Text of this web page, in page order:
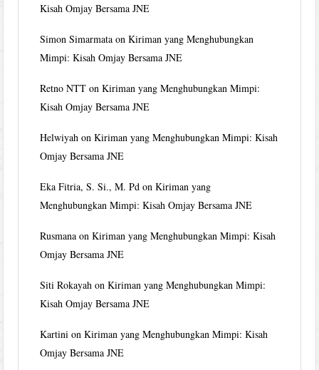
Kisah Omjay Bersama JNE
Simon Simarmata onKiriman yang Menghubungkan
Mimpi: Kisah Omjay Bersama JNE
Retno NTT onKiriman yang Menghubungkan Mimpi:
Kisah Omjay Bersama JNE
Helwiyah onKiriman yang Menghubungkan Mimpi: Kisah
Omjay Bersama JNE
Eka Fitria, S. Si., M. Pd onKiriman yang
Menghubungkan Mimpi: Kisah Omjay Bersama JNE
Rusmana onKiriman yang Menghubungkan Mimpi: Kisah
Omjay Bersama JNE
Siti Rokayah onKiriman yang Menghubungkan Mimpi:
Kisah Omjay Bersama JNE
Kartini onKiriman yang Menghubungkan Mimpi: Kisah
Omjay Bersama JNE